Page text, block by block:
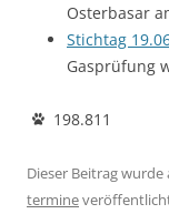
Osterbasar
Stichtag
Gasprüfung
198.811
Dieser Beitrag wurde
termine